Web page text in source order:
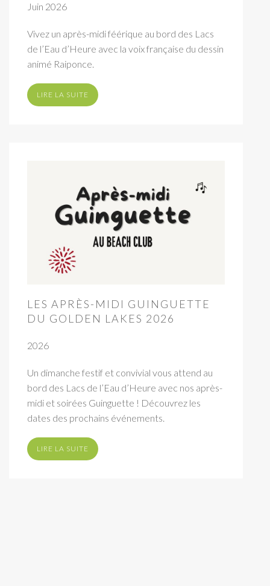
Juin 2026
Vivez un après-midi féérique au bord des Lacs
de l’Eau d’Heure avec la voix française du dessin
animé Raiponce.
LIRE LA SUITE
LES APRÈS-MIDI GUINGUETTE
DU GOLDEN LAKES 2026
2026
Un dimanche festif et convivial vous attend au
bord des Lacs de l’Eau d’Heure avec nos après-
midi et soirées Guinguette ! Découvrez les
dates des prochains événements.
LIRE LA SUITE